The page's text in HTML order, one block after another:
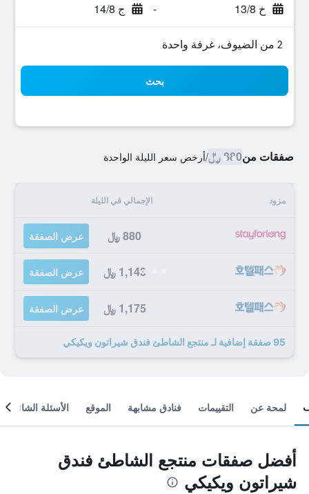
خ 13/8 - ج 14/8
2 من الضيوف، غرفة واحدة
بحث
صفقات من880 ﷼ /أرخص سعر الليلة الواحدة
مزود الإجمالي في الليلة
880 ﷼ عرض الصفقة
1,143 ﷼ عرض الصفقة
1,175 ﷼ عرض الصفقة
95 صفقة إضافية لـ منتجع الشاطئ فندق شيراتون ويكيكي
لمحة عن التقييمات فنادق مشابهة الموقع الأسئلة الشائعة
أفضل صفقات منتجع الشاطئ فندق
شيراتون ويكيكي